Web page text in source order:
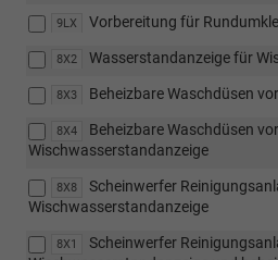
9LX Vorbereitung für
8X2 Wasserstandanzeige für
8X3 Beheizbare Waschdüsen
8X4
Beheizbare Waschdüsen
Wischwasserstandanzeige
8X8
Scheinwerfer
Wischwasserstandanzeige
8X1
Scheinwerfer